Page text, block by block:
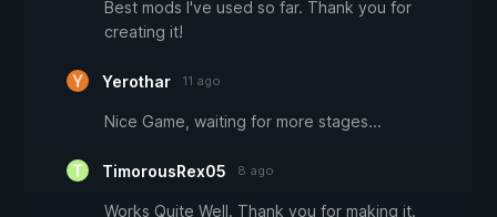
Best mods I've used so far. Thank you for
creating it!
Yerothar 11 ago
Nice Game, waiting for more stages...
TimorousRex05 8 ago
Works Quite Well. Thank you for making it.